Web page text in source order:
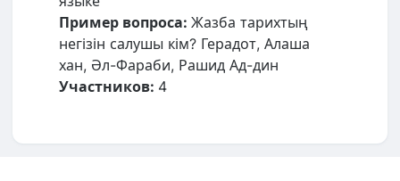
Пример вопроса: Жазба тарихтың
негізін салушы кім? Герадот, Алаша
хан, Əл-Фараби, Рашид Ад-дин
Участников: 4